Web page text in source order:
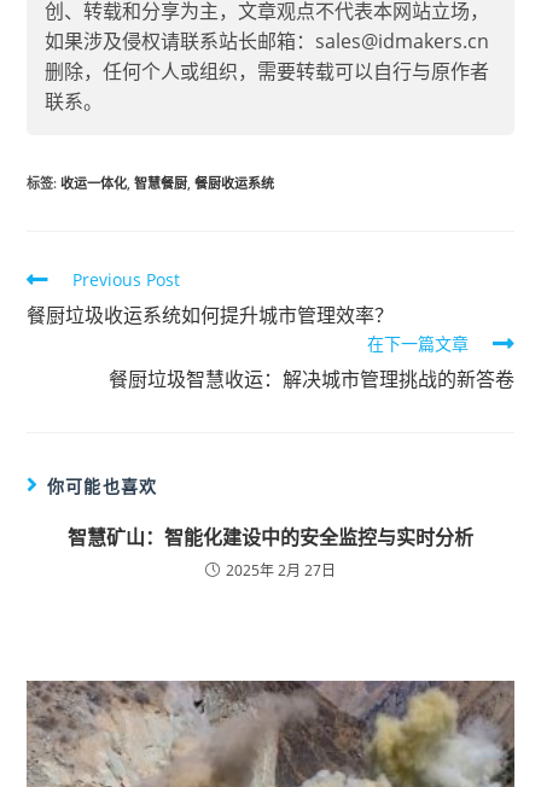
创、转载和分享为主，文章观点不代表本网站立场，
如果涉及侵权请联系站长邮箱：sales@idmakers.cn
删除，任何个人或组织，需要转载可以自行与原作者
联系。
标签:收运一体化 智慧餐厨 餐厨收运系统
Previous Post
餐厨垃圾收运系统如何提升城市管理效率？
在下一篇文章
餐厨垃圾智慧收运：解决城市管理挑战的新答卷
你可能也喜欢
智慧矿山：智能化建设中的安全监控与实时分析
2025年 2月 27日